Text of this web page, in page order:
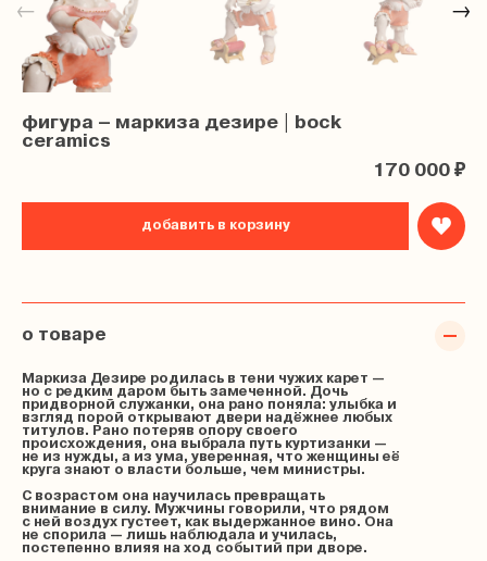
← →
фигура – маркиза дезире | bock
ceramics
170 000 ₽
добавить в корзину
о товаре
Маркиза Дезире родилась в тени чужих карет —
но с редким даром быть замеченной. Дочь
придворной служанки, она рано поняла: улыбка и
взгляд порой открывают двери надёжнее любых
титулов. Рано потеряв опору своего
происхождения, она выбрала путь куртизанки —
не из нужды, а из ума, уверенная, что женщины её
круга знают о власти больше, чем министры.
С возрастом она научилась превращать
внимание в силу. Мужчины говорили, что рядом
с ней воздух густеет, как выдержанное вино. Она
не спорила — лишь наблюдала и училась,
постепенно влияя на ход событий при дворе.